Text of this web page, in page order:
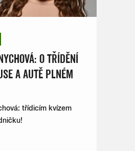
O TŘÍDĚNÍ
A AUTĚ PLNÉM
třídicím kvízem